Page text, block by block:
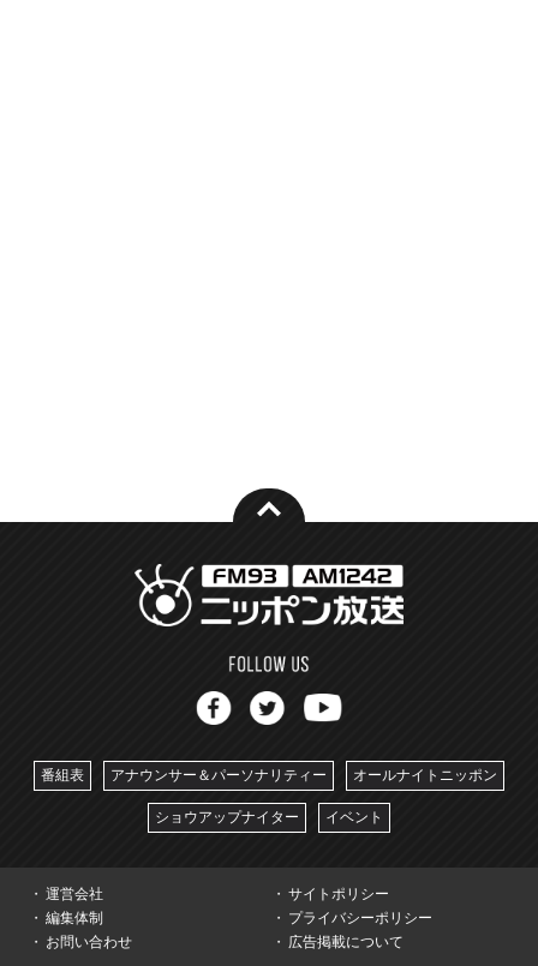
番組表 アナウンサー＆パーソナリティー オールナイトニッポン
ショウアップナイター イベント
運営会社
サイトポリシー
編集体制
プライバシーポリシー
お問い合わせ
広告掲載について